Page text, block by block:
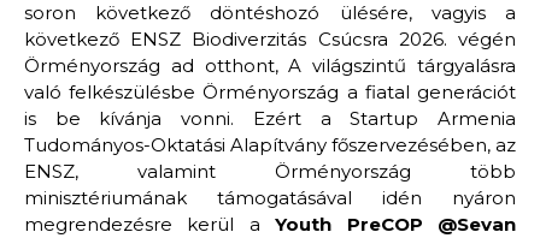
soron következő döntéshozó ülésére, vagyis a
következő ENSZ Biodiverzitás Csúcsra 2026. végén
Örményország ad otthont, A világszintű tárgyalásra
való felkészülésbe Örményország a fiatal generációt
is be kívánja vonni. Ezért a Startup Armenia
Tudományos-Oktatási Alapítvány főszervezésében, az
ENSZ, valamint Örményország több
minisztériumának támogatásával idén nyáron
megrendezésre kerül aYouth PreCOP @Sevan